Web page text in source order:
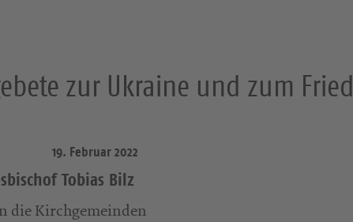
zur Ukraine und zum
19. Februar 2022
Tobias Bilz
die Kirchgemeinden